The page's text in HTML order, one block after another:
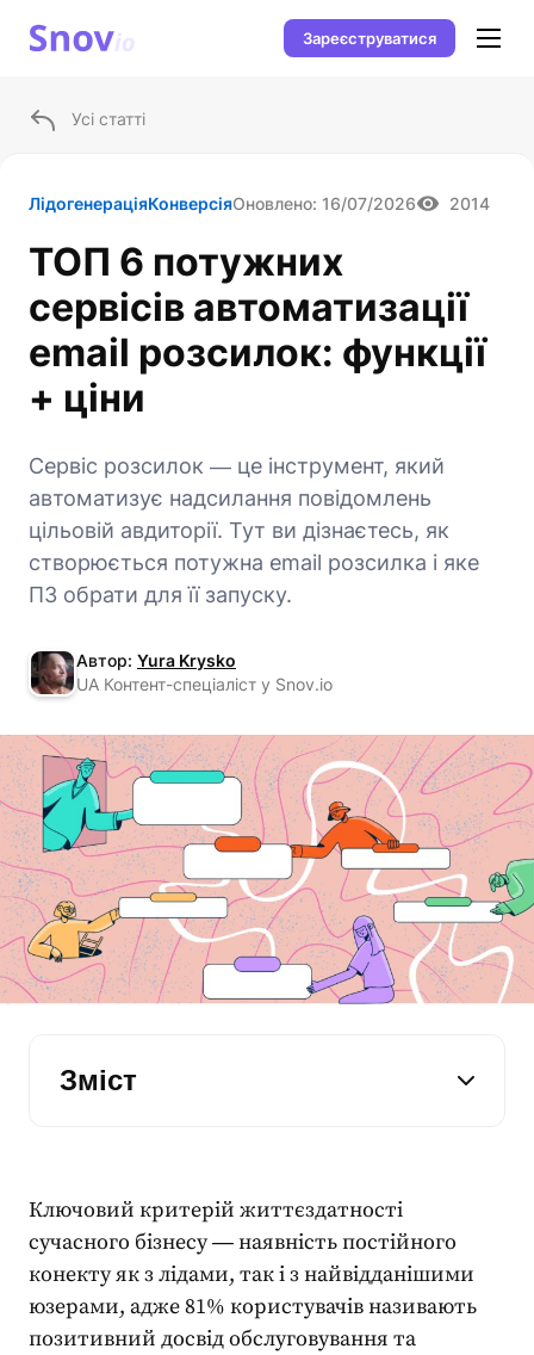
Зареєструватися
Усі статті
ЛідогенераціяКонверсіяОновлено: 16/07/2026 2014
ТОП 6 потужних
сервісів автоматизації
email розсилок: функції
+ ціни
Сервіс розсилок ― це інструмент, який
автоматизує надсилання повідомлень
цільовій авдиторії. Тут ви дізнаєтесь, як
створюється потужна email розсилка і яке
ПЗ обрати для її запуску.
Автор: Yura Krysko
UA Контент-спеціаліст у Snov.io
Зміст
Ключовий критерій життєздатності
сучасного бізнесу ― наявність постійного
конекту як з лідами, так і з найвідданішими
юзерами, адже81% користувачівназивають
позитивний досвід обслуговування та